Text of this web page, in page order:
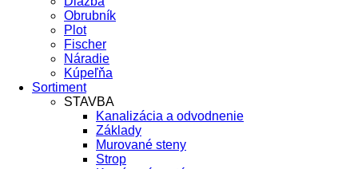
Obrubník
Plot
Fischer
Náradie
Kúpeľňa
Sortiment
STAVBA
Kanalizácia a odvodnenie
Základy
Murované steny
Strop